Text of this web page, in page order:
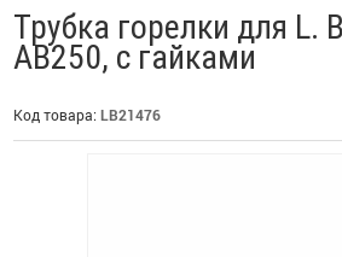
Трубка горелки для L.
AВ250, с гайками
Код товара: LB21476